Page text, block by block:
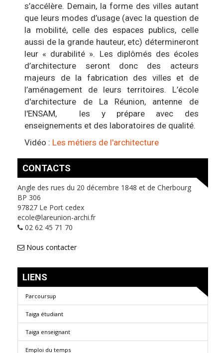
s’accélère. Demain, la forme des villes autant
que leurs modes d’usage (avec la question de
la mobilité, celle des espaces publics, celle
aussi de la grande hauteur, etc) détermineront
leur « durabilité ». Les diplômés des écoles
d’architecture seront donc des acteurs
majeurs de la fabrication des villes et de
l’aménagement de leurs territoires. L’école
d'architecture de La Réunion, antenne de
l'ENSAM, les y prépare avec des
enseignements et des laboratoires de qualité.
Vidéo : Les métiers de l'architecture
CONTACTS
Angle des rues du 20 décembre 1848 et de Cherbourg
BP 306
97827 Le Port cedex
ecole@lareunion-archi.fr
02 62 45 71 70
Nous contacter
LIENS
Parcoursup
Taiga étudiant
Taiga enseignant
Emploi du temps